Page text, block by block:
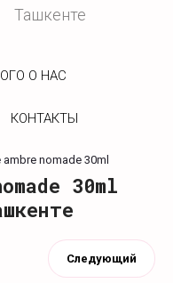
Ташкенте
О НАС
КОНТАКТЫ
ambre nomade 30ml
30ml
Следующий